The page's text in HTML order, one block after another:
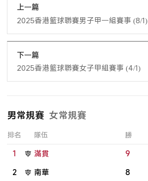
上一篇
2025香港籃球聯賽男子甲一組賽事 (8/1)
下一篇
2025香港籃球聯賽女子甲組賽事 (4/1)
男常規賽 女常規賽
排名 隊伍 勝
1 滿貫 9
2
南華 8